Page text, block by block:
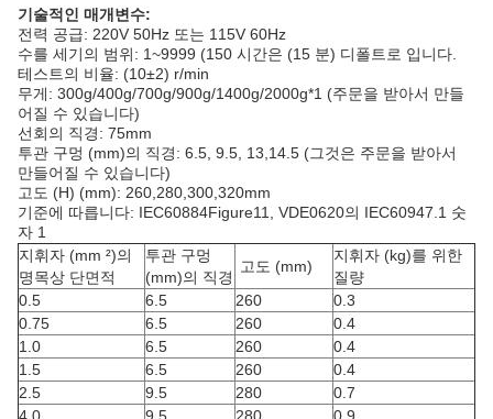
기술적인 매개변수:
전력 공급: 220V 50Hz 또는 115V 60Hz
수를 세기의 범위: 1~9999 (150 시간은 (15 분) 디폴트로 입니다.
테스트의 비율: (10±2) r/min
무게: 300g/400g/700g/900g/1400g/2000g*1 (주문을 받아서 만들
어질 수 있습니다)
선회의 직경: 75mm
투관 구멍 (mm)의 직경: 6.5, 9.5, 13,14.5 (그것은 주문을 받아서
만들어질 수 있습니다)
고도 (H) (mm): 260,280,300,320mm
기준에 따릅니다: IEC60884Figure11, VDE0620의 IEC60947.1 숫
자 1
지휘자 (mm ²)의
명목상 단면적
투관 구멍
(mm)의 직경
고도 (mm)
지휘자 (kg)를 위한
질량
0.5
6.5 260
0.3
0.75
6.5 260
0.4
1.0
6.5 260
0.4
1.5
6.5 260
0.4
2.5
9.5 280
0.7